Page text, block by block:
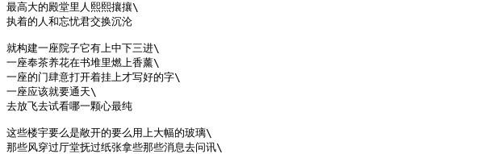
最高大的殿堂里人熙熙攘攘\
执着的人和忘忧君交换沉沦
就构建一座院子它有上中下三进\
一座奉茶养花在书堆里燃上香薰\
一座的门肆意打开着挂上才写好的字\
一座应该就要通天\
去放飞去试看哪一颗心最纯
这些楼宇要么是敞开的要么用上大幅的玻璃\
那些风穿过厅堂抚过纸张拿些那些消息去问讯\